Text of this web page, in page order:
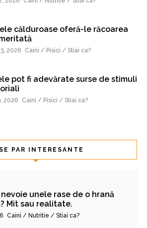
călduroase oferă-le răcoarea
2026 Caini / Pisici / Stiai ca?
pot fi adevărate surse de stimuli
2026 Caini / Pisici / Stiai ca?
PAR INTERESANTE
nevoie unele rase de o hrană
Mit sau realitate.
Caini / Nutritie / Stiai ca?